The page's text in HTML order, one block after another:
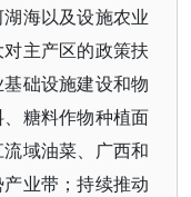
海以及设施农业
主产区的政策扶
础设施建设和物
糖料作物种植面
域油菜、广西和
业带；持续推动